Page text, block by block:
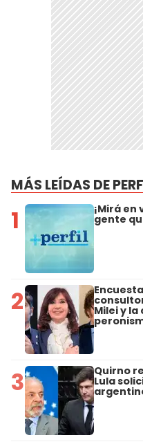
MÁS LEÍDAS DE
1 ¡Mirá en
gente
2 Milei y la
3 Quirno
Lula